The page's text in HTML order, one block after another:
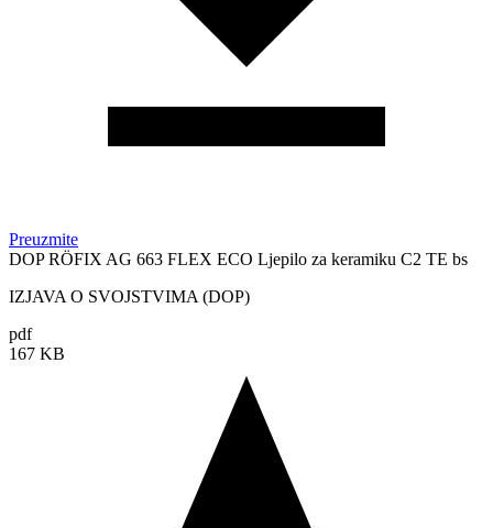
Preuzmite
DOP RÖFIX AG 663 FLEX ECO Ljepilo za keramiku C2 TE bs
IZJAVA O SVOJSTVIMA (DOP)
pdf
167 KB